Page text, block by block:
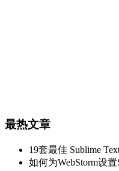
最热文章
19套最佳 Sublime
如何为WebStorm设置